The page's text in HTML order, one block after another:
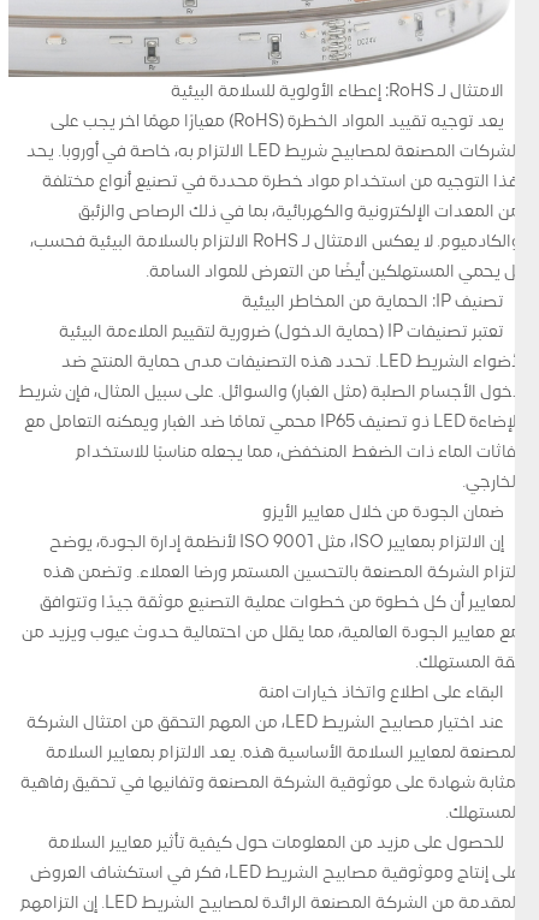
الامتثال لـ RoHS: إعطاء الأولوية للسلامة البيئية
يعد توجيه تقييد المواد الخطرة (RoHS) معيارًا مهمًا آخر يجب على
الشركات المصنعة لمصابيح شريط LED الالتزام به، خاصة في أوروبا. يحد
هذا التوجيه من استخدام مواد خطرة محددة في تصنيع أنواع مختلفة
من المعدات الإلكترونية والكهربائية، بما في ذلك الرصاص والزئبق
والكادميوم. لا يعكس الامتثال لـ RoHS الالتزام بالسلامة البيئية فحسب،
بل يحمي المستهلكين أيضًا من التعرض للمواد السامة.
تصنيف IP: الحماية من المخاطر البيئية
تعتبر تصنيفات IP (حماية الدخول) ضرورية لتقييم الملاءمة البيئية
لأضواء الشريط LED. تحدد هذه التصنيفات مدى حماية المنتج ضد
دخول الأجسام الصلبة (مثل الغبار) والسوائل. على سبيل المثال، فإن شريط
الإضاءة LED ذو تصنيف IP65 محمي تمامًا ضد الغبار ويمكنه التعامل مع
نفاثات الماء ذات الضغط المنخفض، مما يجعله مناسبًا للاستخدام
الخارجي.
ضمان الجودة من خلال معايير الأيزو
إن الالتزام بمعايير ISO، مثل ISO 9001 لأنظمة إدارة الجودة، يوضح
التزام الشركة المصنعة بالتحسين المستمر ورضا العملاء. وتضمن هذه
المعايير أن كل خطوة من خطوات عملية التصنيع موثقة جيدًا وتتوافق
مع معايير الجودة العالمية، مما يقلل من احتمالية حدوث عيوب ويزيد من
ثقة المستهلك.
البقاء على اطلاع واتخاذ خيارات آمنة
عند اختيار مصابيح الشريط LED، من المهم التحقق من امتثال الشركة
المصنعة لمعايير السلامة الأساسية هذه. يعد الالتزام بمعايير السلامة
بمثابة شهادة على موثوقية الشركة المصنعة وتفانيها في تحقيق رفاهية
المستهلك.
للحصول على مزيد من المعلومات حول كيفية تأثير معايير السلامة
على إنتاج وموثوقية مصابيح الشريط LED، فكر في استكشاف العروض
المقدمة من الشركة المصنعة الرائدة لمصابيح الشريط LED. إن التزامهم